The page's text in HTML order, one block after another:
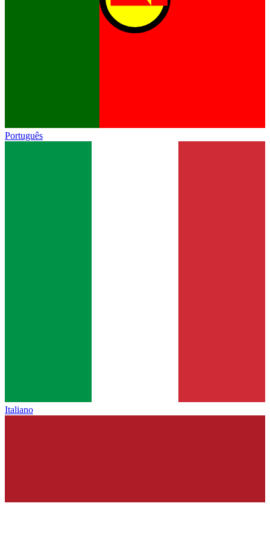
Português
Italiano